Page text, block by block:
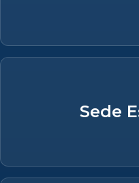
Sede